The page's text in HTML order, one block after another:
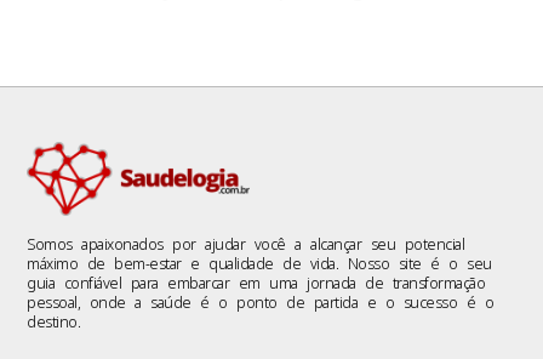
Somos apaixonados por ajudar você a alcançar seu potencial
máximo de bem-estar e qualidade de vida. Nosso site é o seu
guia confiável para embarcar em uma jornada de transformação
pessoal, onde a saúde é o ponto de partida e o sucesso é o
destino.